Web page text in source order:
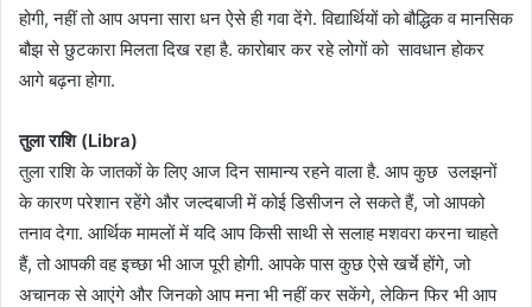
होगी, नहीं तो आप अपना सारा धन ऐसे ही गवा देंगे. विद्यार्थियों को बौद्धिक व मानसिक
बौझ से छुटकारा मिलता दिख रहा है. कारोबार कर रहे लोगों को सावधान होकर
आगे बढ़ना होगा.
​तुला राशि (Libra)
तुला राशि के जातकों के लिए आज दिन सामान्य रहने वाला है. आप कुछ उलझनों
के कारण परेशान रहेंगे और जल्दबाजी में कोई डिसीजन ले सकते हैं, जो आपको
तनाव देगा. आर्थिक मामलों में यदि आप किसी साथी से सलाह मशवरा करना चाहते
हैं, तो आपकी वह इच्छा भी आज पूरी होगी. आपके पास कुछ ऐसे खर्चे होंगे, जो
अचानक से आएंगे और जिनको आप मना भी नहीं कर सकेंगे, लेकिन फिर भी आप